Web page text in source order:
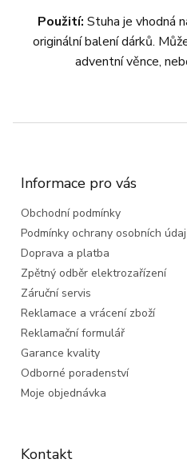
Použití: Stuha je vhodná
originální balení dárků.
adventní věnce,
Informace pro vás
Obchodní podmínky
Podmínky ochrany osobních
Doprava a platba
Zpětný odběr elektrozařízení
Záruční servis
Reklamace a vrácení zboží
Reklamační formulář
Garance kvality
Odborné poradenství
Moje objednávka
Kontakt